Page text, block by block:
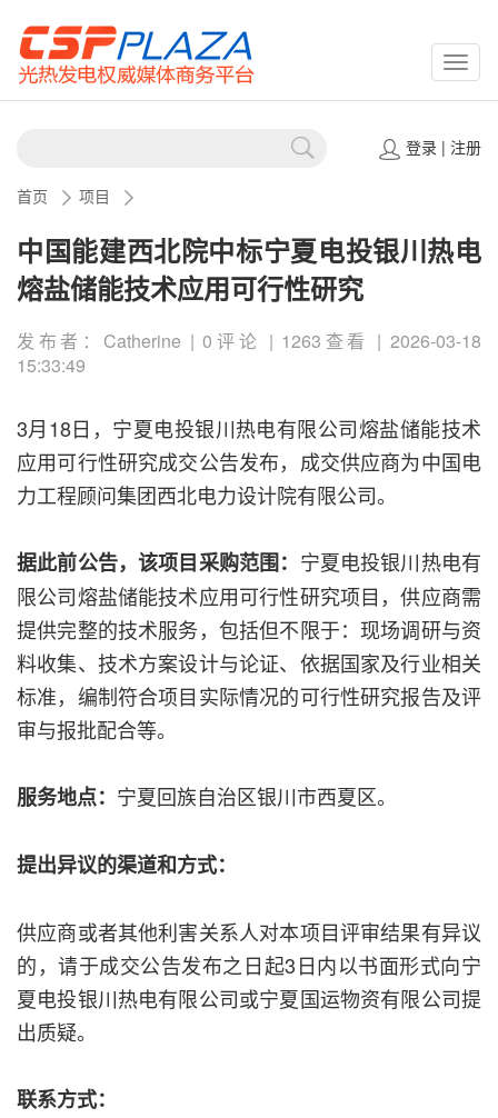
登录| 注册
首页 项目
中国能建西北院中标宁夏电投银川热电
熔盐储能技术应用可行性研究
发布者：Catherine | 0评论 | 1263查看 | 2026-03-18
15:33:49
3月18日，宁夏电投银川热电有限公司熔盐储能技术
应用可行性研究成交公告发布，成交供应商为中国电
力工程顾问集团西北电力设计院有限公司。
据此前公告，该项目采购范围： 宁夏电投银川热电有
限公司熔盐储能技术应用可行性研究项目，供应商需
提供完整的技术服务，包括但不限于：现场调研与资
料收集、技术方案设计与论证、依据国家及行业相关
标准，编制符合项目实际情况的可行性研究报告及评
审与报批配合等。
服务地点： 宁夏回族自治区银川市西夏区。
提出异议的渠道和方式：
供应商或者其他利害关系人对本项目评审结果有异议
的，请于成交公告发布之日起3日内以书面形式向宁
夏电投银川热电有限公司或宁夏国运物资有限公司提
出质疑。
联系方式：